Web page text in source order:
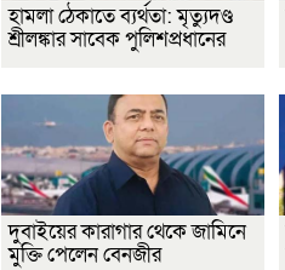
হামলা ঠেকাতে ব্যর্থতা: মৃত্যুদণ্ড
শ্রীলঙ্কার সাবেক পুলিশপ্রধানের
দুবাইয়ের কারাগার থেকে জামিনে
মুক্তি পেলেন বেনজীর